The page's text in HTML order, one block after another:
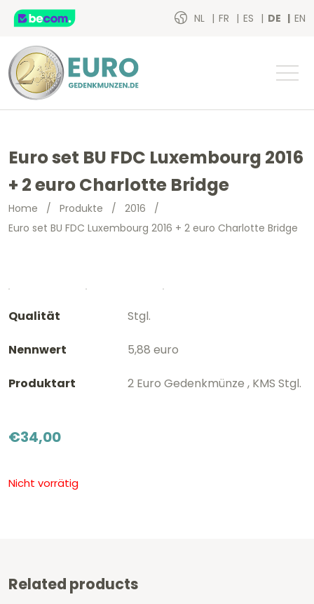
NL FR ES DE EN
Euro set BU FDC Luxembourg 2016
+ 2 euro Charlotte Bridge
Home / Produkte / 2016 /
Euro set BU FDC Luxembourg 2016 + 2 euro Charlotte Bridge
Qualität Stgl.
Nennwert 5,88 euro
Produktart 2 Euro Gedenkmünze , KMS Stgl.
€34,00
Nicht vorrätig
Related products